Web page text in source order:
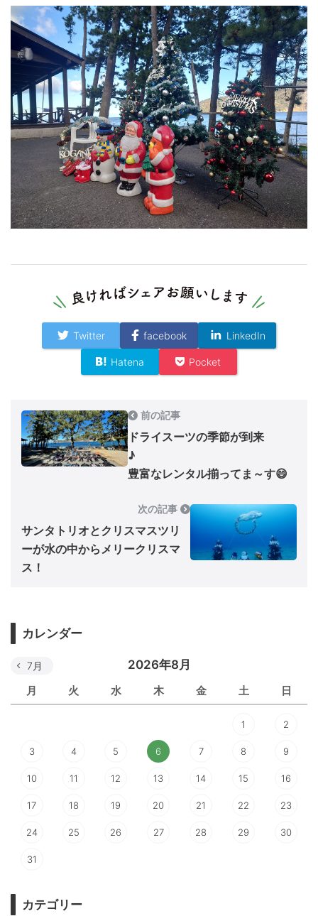
Twitter facebook LinkedIn
Hatena Pocket
前の記事
ドライスーツの季節が到来
♪
豊富なレンタル揃ってま～す😄
次の記事
サンタトリオとクリスマスツリ
ーが水の中からメリークリスマ
ス！
カレンダー
2026年8月
月 火 水 木 金 土 日
7月
1 2
3 4 5 6 7 8 9
10 11 12 13 14 15 16
17 18 19 20 21 22 23
24 25 26 27 28 29 30
31
カテゴリー